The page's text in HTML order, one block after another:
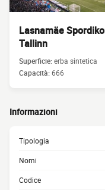
Lasnamäe
Tallinn
Superficie:erba sintetica
Capacità:666
Informazioni
Tipologia
Nomi
Codice